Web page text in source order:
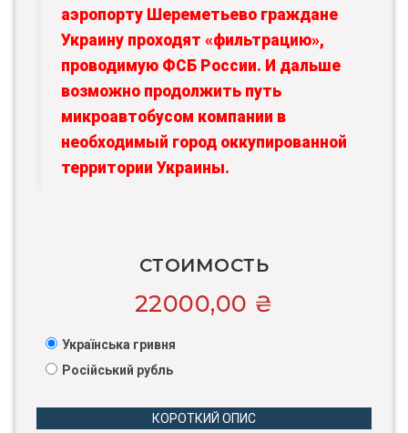
аэропорту Шереметьево граждане
Украину проходят «фильтрацию»,
проводимую ФСБ России. И дальше
возможно продолжить путь
микроавтобусом компании в
необходимый город оккупированной
территории Украины.
СТОИМОСТЬ
22000,00 ₴
Українська гривня
Російський рубль
КОРОТКИЙ ОПИС